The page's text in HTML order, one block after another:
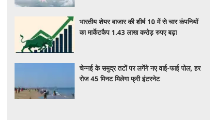
भारतीय शेयर बाजार की शीर्ष 10 में से चार कंपनियों
का मार्केटकैप 1.43 लाख करोड़ रुपए बढ़ा
चेन्नई के समुद्र तटों पर लगेंगे नए वाई-फाई पोल, हर
रोज 45 मिनट मिलेगा फ्री इंटरनेट